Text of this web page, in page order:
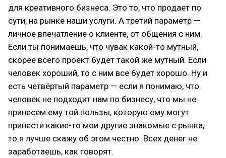
для креативного бизнеса. Это то, что продает по
сути, на рынке наши услуги. А третий параметр —
личное впечатление о клиенте, от общения с ним.
Если ты понимаешь, что чувак какой-то мутный,
скорее всего проект будет такой же мутный. Если
человек хороший, то с ним все будет хорошо. Ну и
есть четвёртый параметр — если я понимаю, что
человек не подходит нам по бизнесу, что мы не
принесем ему той пользы, которую ему могут
принести какие-то мои другие знакомые с рынка,
то я лучше скажу об этом честно. Всех денег не
заработаешь, как говорят.